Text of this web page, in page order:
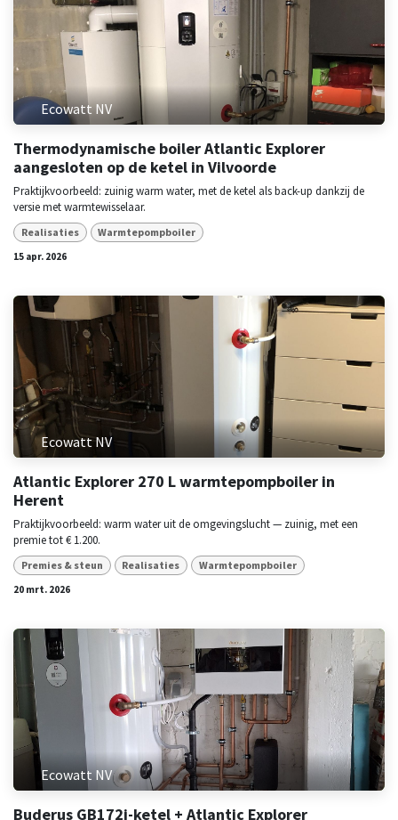
Ecowatt NV
Thermodynamische boiler Atlantic Explorer
aangesloten op de ketel in Vilvoorde
Praktijkvoorbeeld: zuinig warm water, met de ketel als back-up dankzij de
versie met warmtewisselaar.
Realisaties Warmtepompboiler
15 apr. 2026
Ecowatt NV
Atlantic Explorer 270 L warmtepompboiler in
Herent
Praktijkvoorbeeld: warm water uit de omgevingslucht — zuinig, met een
premie tot € 1.200.
Premies & steun Realisaties Warmtepompboiler
20 mrt. 2026
Ecowatt NV
Buderus GB172i-ketel + Atlantic Explorer